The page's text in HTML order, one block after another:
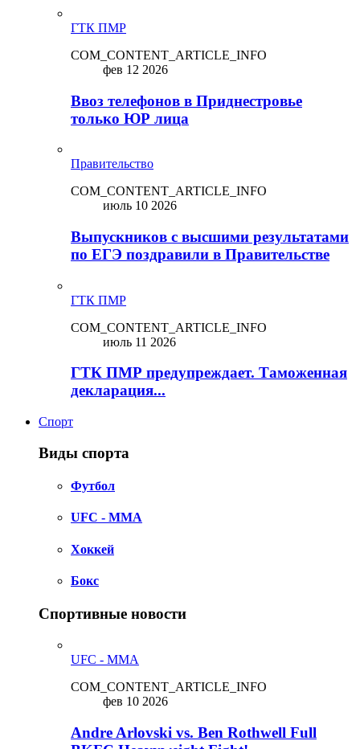
ГТК ПМР
COM_CONTENT_ARTICLE_INFO
фев 12 2026
Ввоз телефонов в Приднестровье
только ЮР лица
Правительство
COM_CONTENT_ARTICLE_INFO
июль 10 2026
Выпускников с высшими результатами
по ЕГЭ поздравили в Правительстве
ГТК ПМР
COM_CONTENT_ARTICLE_INFO
июль 11 2026
ГТК ПМР предупреждает. Таможенная
декларация...
Спорт
Виды спорта
Футбол
UFC - MMA
Хоккей
Бокс
Спортивные новости
UFC - MMA
COM_CONTENT_ARTICLE_INFO
фев 10 2026
Andre Arlovski vs. Ben Rothwell Full